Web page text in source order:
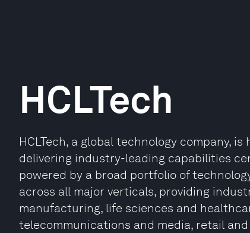
HCLTech
HCLTech, a global technology company,
delivering industry-leading capabilities
powered by a broad portfolio of
across all major verticals, providing
manufacturing, life sciences and
telecommunications and media, retail